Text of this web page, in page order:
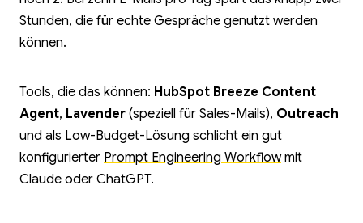
Stunden, die für echte Gespräche genutzt werden
können.
Tools, die das können: HubSpot Breeze Content
Agent, Lavender (speziell für Sales-Mails), Outreach
und als Low-Budget-Lösung schlicht ein gut
konfigurierter Prompt Engineering Workflowmit
Claude oder ChatGPT.